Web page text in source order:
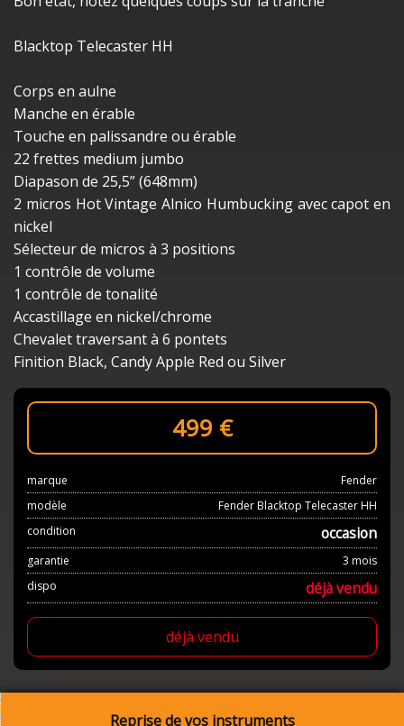
Black­top Tele­cas­ter HH
Corps en aulne
Manche en érable
Touche en palis­sandre ou érable
22 frettes medium jumbo
Diapa­son de 25,5” (648mm)
2 micros Hot Vintage Alnico Humbu­cking avec capot en
nickel
Sélec­teur de micros à 3 posi­tions
1 contrôle de volume
1 contrôle de tona­lité
Accas­tillage en nickel/chrome
Cheva­let traver­sant à 6 pontets
Fini­tion Black, Candy Apple Red ou Silver
499 €
marque
Fender
modèle
Fender Blacktop Telecaster HH
condition
occasion
garantie
3 mois
dispo
déjà vendu
déjà vendu
Reprise de vos instruments